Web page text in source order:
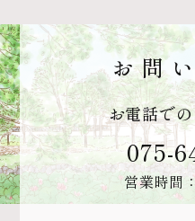
お問
お電話で
075-
営業時間